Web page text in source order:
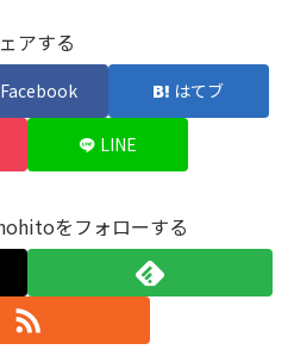
アする
Facebook はてブ
LINE
をフォローする